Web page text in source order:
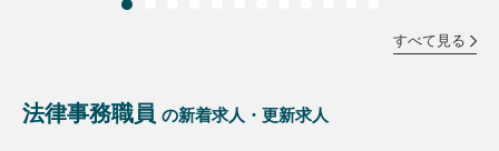
すべて見る
法律事務職員 の新着求人・更新求人